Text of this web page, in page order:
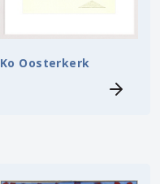
Ko Oosterkerk